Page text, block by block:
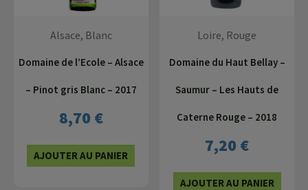
Alsace, Blanc
Domaine de l’Ecole – Alsace
– Pinot gris Blanc – 2017
8,70 €
AJOUTER AU PANIER
Loire, Rouge
Domaine du Haut Bellay –
Saumur – Les Hauts de
Caterne Rouge – 2018
7,20 €
AJOUTER AU PANIER